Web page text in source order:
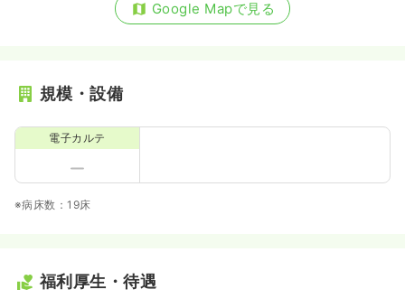
Google Mapで見る
規模・設備
電子カルテ
※病床数：19床
福利厚生・待遇